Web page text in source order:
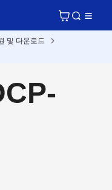
및 다운로드